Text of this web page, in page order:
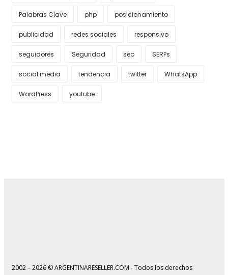
Palabras Clave php posicionamiento
publicidad redes sociales responsivo
seguidores Seguridad seo SERPs
social media tendencia twitter WhatsApp
WordPress youtube
2002 – 2026 © ARGENTINARESELLER.COM - Todos los derechos